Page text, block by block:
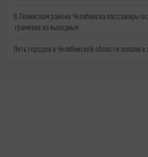
В Ленинском районе Челябинска пассажиры
трамваев на выходные
Пять городов в Челябинской области попали в